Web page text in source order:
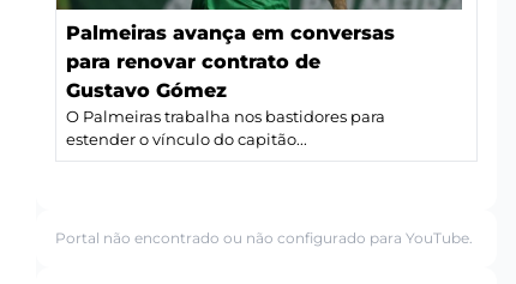
Palmeiras avança em conversas
para renovar contrato de
Gustavo Gómez
O Palmeiras trabalha nos bastidores para
estender o vínculo do capitão...
Portal não encontrado ou não configurado para YouTube.